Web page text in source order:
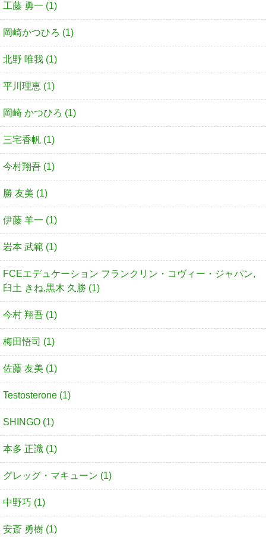
工藤 勇一 (1)
岡崎かつひろ (1)
北野 唯我 (1)
平川理恵 (1)
岡崎 かつひろ (1)
三宅香帆 (1)
今村翔吾 (1)
勝 友美 (1)
伊藤 羊一 (1)
岩本 武範 (1)
FCEエデュケーション フランクリン・コヴィー・ジャパン,
臼土 きね,黒木 久勝 (1)
今村 翔吾 (1)
梅田悟司 (1)
佐藤 友美 (1)
Testosterone (1)
SHINGO (1)
本多 正識 (1)
グレッグ・マキューン (1)
中野巧 (1)
安斎 勇樹 (1)